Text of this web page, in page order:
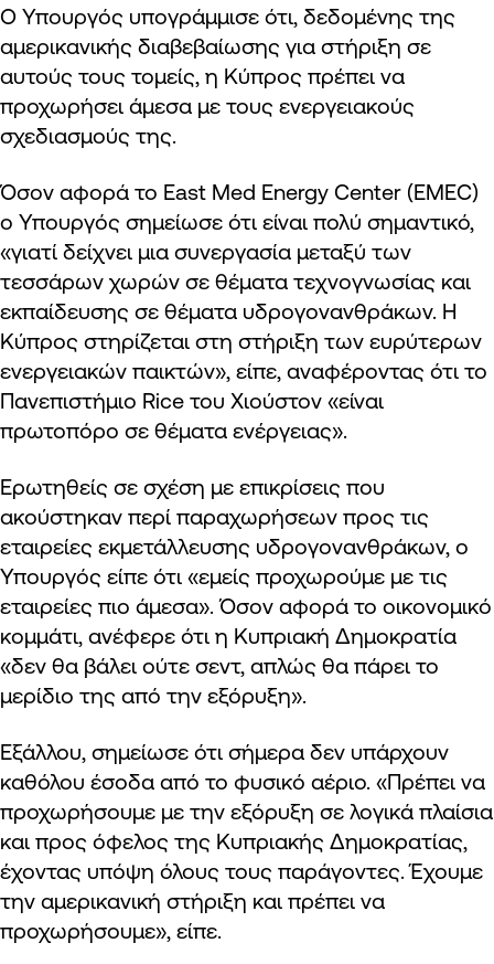
Ο Υπουργός υπογράμμισε ότι, δεδομένης της
αμερικανικής διαβεβαίωσης για στήριξη σε
αυτούς τους τομείς, η Κύπρος πρέπει να
προχωρήσει άμεσα με τους ενεργειακούς
σχεδιασμούς της.
Όσον αφορά το East Med Energy Center (EMEC)
ο Υπουργός σημείωσε ότι είναι πολύ σημαντικό,
«γιατί δείχνει μια συνεργασία μεταξύ των
τεσσάρων χωρών σε θέματα τεχνογνωσίας και
εκπαίδευσης σε θέματα υδρογονανθράκων. Η
Κύπρος στηρίζεται στη στήριξη των ευρύτερων
ενεργειακών παικτών», είπε, αναφέροντας ότι το
Πανεπιστήμιο Rice του Χιούστον «είναι
πρωτοπόρο σε θέματα ενέργειας».
Ερωτηθείς σε σχέση με επικρίσεις που
ακούστηκαν περί παραχωρήσεων προς τις
εταιρείες εκμετάλλευσης υδρογονανθράκων, ο
Υπουργός είπε ότι «εμείς προχωρούμε με τις
εταιρείες πιο άμεσα». Όσον αφορά το οικονομικό
κομμάτι, ανέφερε ότι η Κυπριακή Δημοκρατία
«δεν θα βάλει ούτε σεντ, απλώς θα πάρει το
μερίδιο της από την εξόρυξη».
Εξάλλου, σημείωσε ότι σήμερα δεν υπάρχουν
καθόλου έσοδα από το φυσικό αέριο. «Πρέπει να
προχωρήσουμε με την εξόρυξη σε λογικά πλαίσια
και προς όφελος της Κυπριακής Δημοκρατίας,
έχοντας υπόψη όλους τους παράγοντες. Έχουμε
την αμερικανική στήριξη και πρέπει να
προχωρήσουμε», είπε.